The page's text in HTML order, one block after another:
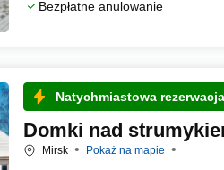
Bezpłatne anulowanie
Natychmiastowa rezerwacja
Domki nad
Mirsk Pokaż na mapie